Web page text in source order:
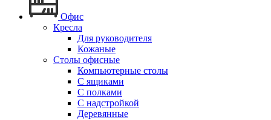
Офис
Кресла
Для руководителя
Кожаные
Столы офисные
Компьютерные столы
С ящиками
С полками
С надстройкой
Деревянные